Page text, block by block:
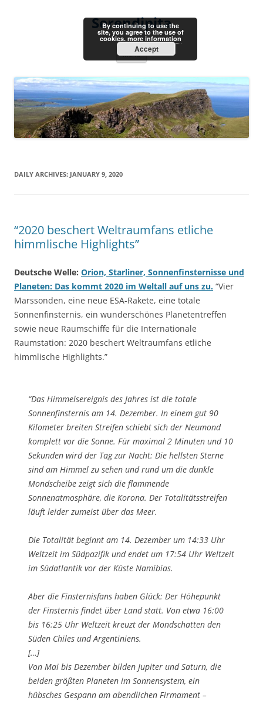
Serendipita
Menu
DAILY ARCHIVES: JANUARY 9, 2020
“2020 beschert Weltraumfans etliche
himmlische Highlights”
Deutsche Welle: Orion, Starliner, Sonnenfinsternisse und
Planeten: Das kommt 2020 im Weltall auf uns zu. “Vier
Marssonden, eine neue ESA-Rakete, eine totale
Sonnenfinsternis, ein wunderschönes Planetentreffen
sowie neue Raumschiffe für die Internationale
Raumstation: 2020 beschert Weltraumfans etliche
himmlische Highlights.”
“Das Himmelsereignis des Jahres ist die totale
Sonnenfinsternis am 14. Dezember. In einem gut 90
Kilometer breiten Streifen schiebt sich der Neumond
komplett vor die Sonne. Für maximal 2 Minuten und 10
Sekunden wird der Tag zur Nacht: Die hellsten Sterne
sind am Himmel zu sehen und rund um die dunkle
Mondscheibe zeigt sich die flammende
Sonnenatmosphäre, die Korona. Der Totalitätsstreifen
läuft leider zumeist über das Meer.
Die Totalität beginnt am 14. Dezember um 14:33 Uhr
Weltzeit im Südpazifik und endet um 17:54 Uhr Weltzeit
im Südatlantik vor der Küste Namibias.
Aber die Finsternisfans haben Glück: Der Höhepunkt
der Finsternis findet über Land statt. Von etwa 16:00
bis 16:25 Uhr Weltzeit kreuzt der Mondschatten den
Süden Chiles und Argentiniens.
[…]
Von Mai bis Dezember bilden Jupiter und Saturn, die
beiden größten Planeten im Sonnensystem, ein
hübsches Gespann am abendlichen Firmament –
By continuing to use the
site, you agree to the use of
cookies. more information
Accept